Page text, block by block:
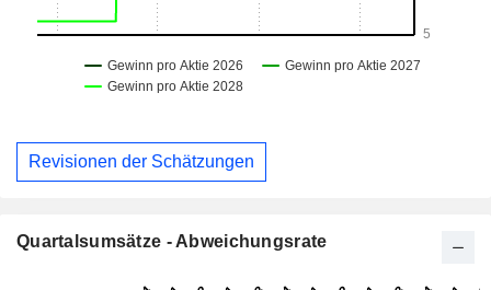
Revisionen der Schätzungen
Quartalsumsätze - Abweichungsrate